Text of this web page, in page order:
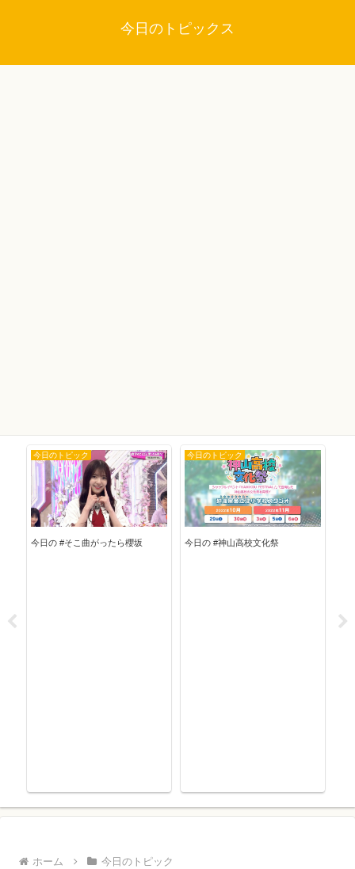
今日のトピックス
今日のトピック
今日の #そこ曲がったら櫻坂
今日のトピック
今日の #神山高校文化祭
ホーム 今日のトピック